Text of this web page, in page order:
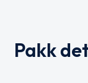
Pakk